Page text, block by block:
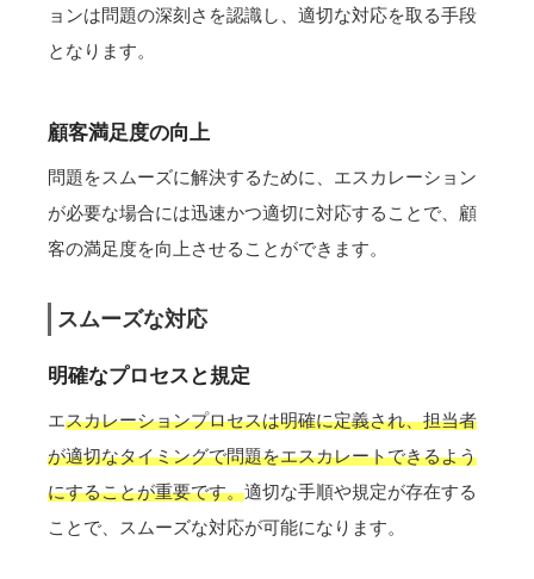
ョンは問題の深刻さを認識し、適切な対応を取る手段
となります。
顧客満足度の向上
問題をスムーズに解決するために、エスカレーション
が必要な場合には迅速かつ適切に対応することで、顧
客の満足度を向上させることができます。
スムーズな対応
明確なプロセスと規定
エスカレーションプロセスは明確に定義され、担当者
が適切なタイミングで問題をエスカレートできるよう
にすることが重要です。適切な手順や規定が存在する
ことで、スムーズな対応が可能になります。